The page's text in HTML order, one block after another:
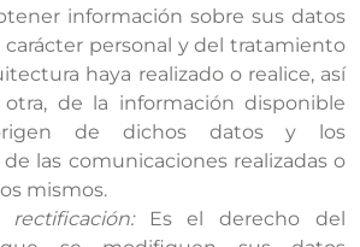
información sobre sus datos
personal y del tratamiento
haya realizado o realice, así
de la información disponible
de dichos datos y los
las comunicaciones realizadas o
mismos.
Es el derecho del